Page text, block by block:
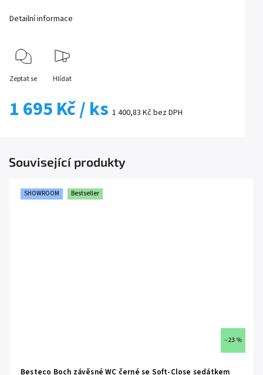
1 695 Kč/ ks 1 400,83 Kč bez DPH
Detailní informace
Zeptat se Hlídat
Související produkty
SHOWROOM Bestseller
–23 %
Besteco Boch závěsné WC černé se Soft-Close sedátkem